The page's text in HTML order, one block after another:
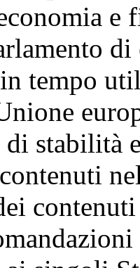
e
tempo
stabilità
contenuti